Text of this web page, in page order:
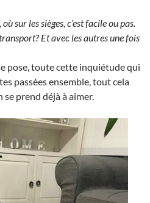
sur les sièges, c’est facile ou pas.
Et avec les autres une fois
pose, toute cette inquiétude qui
passées ensemble, tout cela
prend déjà à aimer.